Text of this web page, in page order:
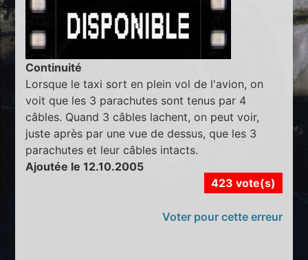
Continuité
Lorsque le taxi sort en plein vol de l'avion, on
voit que les 3 parachutes sont tenus par 4
câbles. Quand 3 câbles lachent, on peut voir,
juste après par une vue de dessus, que les 3
parachutes et leur câbles intacts.
Ajoutée le 12.10.2005
423 vote(s)
Voter pour cette erreur